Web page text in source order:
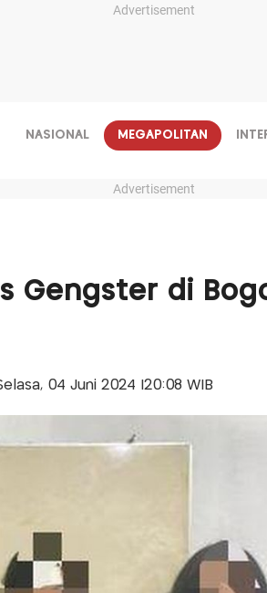
Advertisement
NASIONAL MEGAPOLITAN
Advertisement
Gengster di
04 Juni 2024 |20:08 WIB